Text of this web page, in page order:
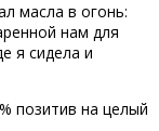
масла в огонь:
нам для
я сидела и